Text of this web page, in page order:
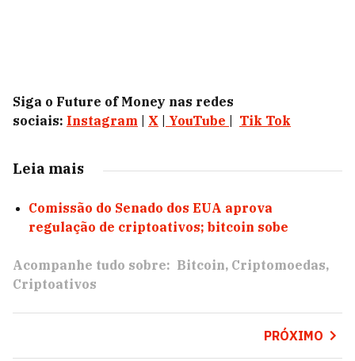
Siga o Future of Money nas redes
sociais: Instagram X YouTube Tik Tok
Leia mais
Comissão do Senado dos EUA aprova
regulação de criptoativos; bitcoin sobe
Acompanhe tudo sobre: Bitcoin Criptomoedas
Criptoativos
PRÓXIMO